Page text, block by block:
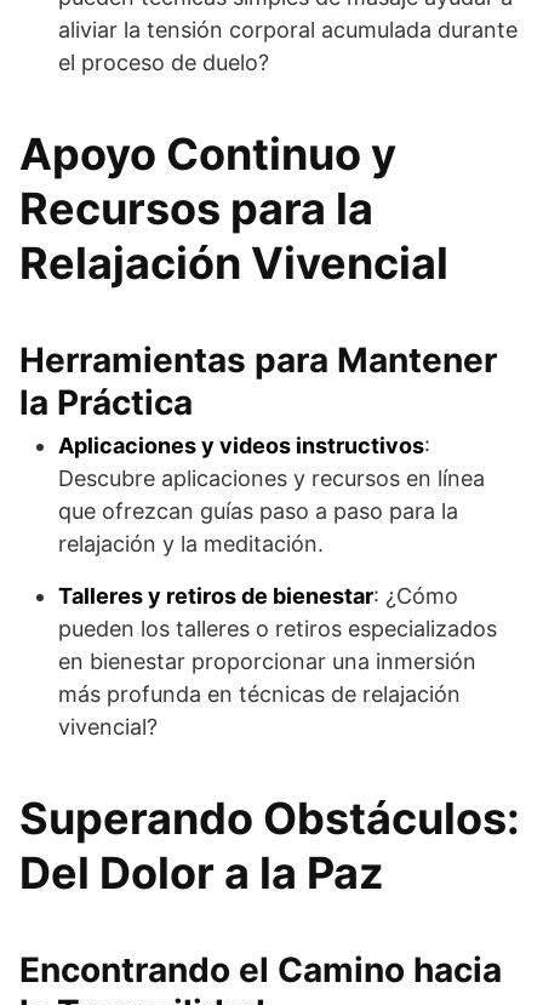
aliviar la tensión corporal acumulada durante
el proceso de duelo?
Apoyo Continuo y
Recursos para la
Relajación Vivencial
Herramientas para Mantener
la Práctica
Aplicaciones y videos instructivos:
Descubre aplicaciones y recursos en línea
que ofrezcan guías paso a paso para la
relajación y la meditación.
Talleres y retiros de bienestar: ¿Cómo
pueden los talleres o retiros especializados
en bienestar proporcionar una inmersión
más profunda en técnicas de relajación
vivencial?
Superando Obstáculos:
Del Dolor a la Paz
Encontrando el Camino hacia